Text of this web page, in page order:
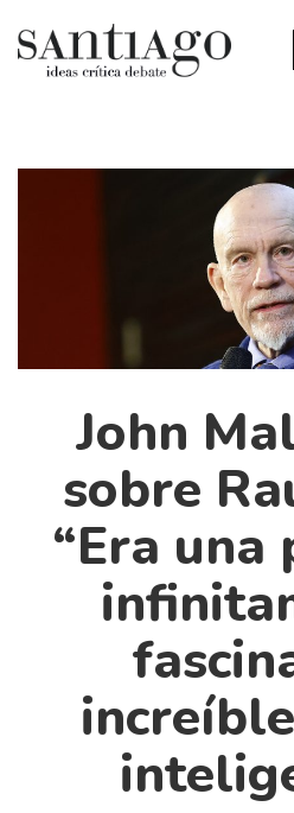
Cine y televisión
Críticas
Cultura
Diccionario portátil de la
Historia material de los libros
Lagunas mentales
John
sobre
“Era una